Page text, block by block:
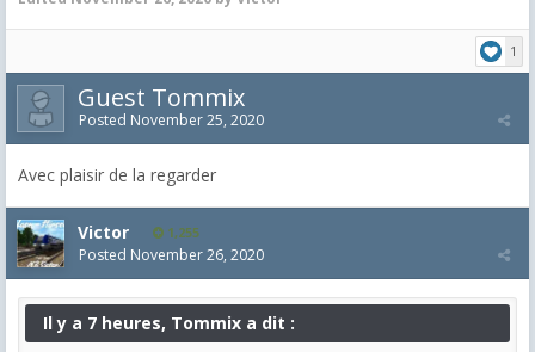
1
Guest Tommix
Posted November 25, 2020
Avec plaisir de la regarder
Victor 1,255
Posted November 26, 2020
Il y a 7 heures, Tommix a dit :